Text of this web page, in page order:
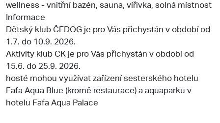
wellness - vnitřní bazén, sauna, vířivka, solná místnost
Informace
Dětský klub ČEDOG je pro Vás přichystán v období od
1.7. do 10.9. 2026.
Aktivity klub CK je pro Vás přichystán v období od
15.6. do 25.9. 2026.
hosté mohou využívat zařízení sesterského hotelu
Fafa Aqua Blue (kromě restaurace) a aquaparku v
hotelu Fafa Aqua Palace